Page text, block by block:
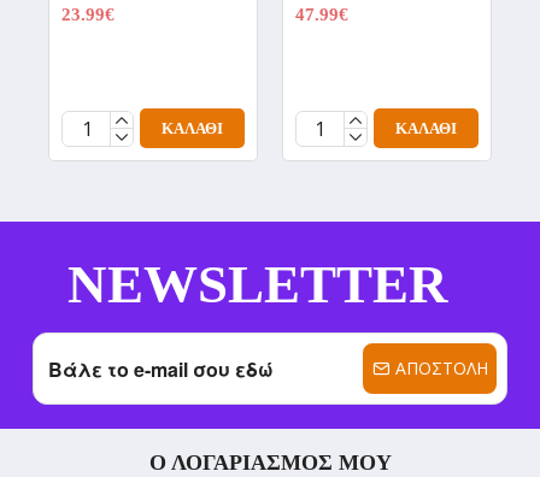
23.99€
ΚΑΛΆΘΙ
47.99€
ΚΑΛΆΘΙ
NEWSLETTER
ΑΠΟΣΤΟΛΉ
Ο ΛΟΓΑΡΙΑΣΜΌΣ ΜΟΥ